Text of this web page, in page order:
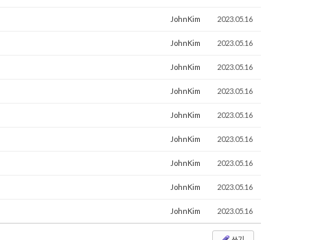
JohnKim 2023.05.16
JohnKim 2023.05.16
JohnKim 2023.05.16
JohnKim 2023.05.16
JohnKim 2023.05.16
JohnKim 2023.05.16
JohnKim 2023.05.16
JohnKim 2023.05.16
JohnKim 2023.05.16